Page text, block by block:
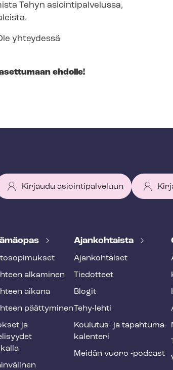
Tehyn asioin­ti­pal­ve­lus­sa,
yhteydessä
ehdolle!
Kirjaudu asiointipalveluun
alkaminen
aikana
päättyminen
ja
Ajankohtaista
Ajankohtaiset
Tiedotteet
Blogit
Tehy-lehti
Koulutus- ja ta­pah­tu­ma­
ka­len­te­ri
Meidän vuoro -podcast